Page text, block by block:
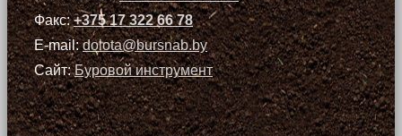
Факс:+375 17 322 66 78
E-mail:dolota@bursnab.by
Сайт:Буровой инструмент